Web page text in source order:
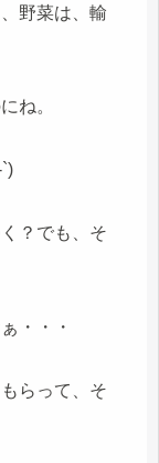
野菜は、輸
ね。
？でも、そ
・・・
らって、そ